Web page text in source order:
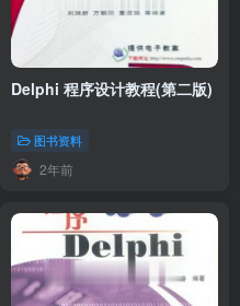
Delphi 程序设计教程(第二版)
图书资料
2年前